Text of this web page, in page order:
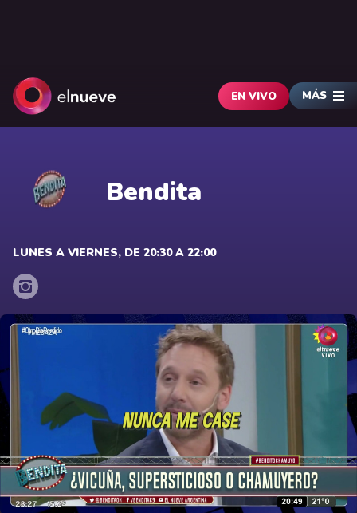
EN VIVO MÁS
Bendita
LUNES A VIERNES, DE 20:30 A 22:00